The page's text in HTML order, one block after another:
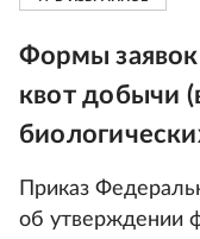
Формы
квот добычи
Приказ
об утверждении